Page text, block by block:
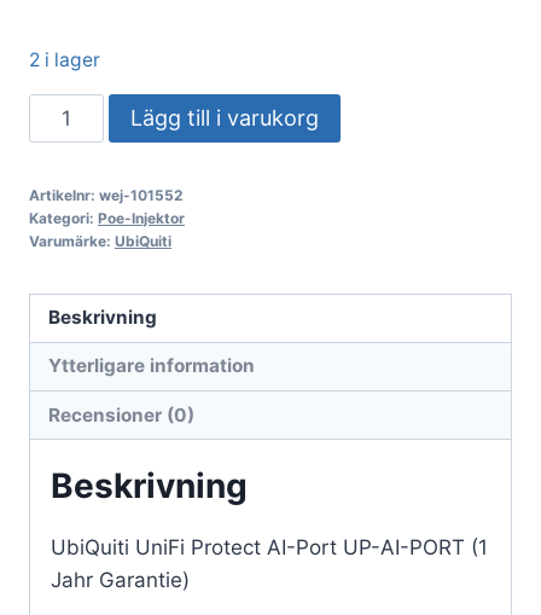
2 i lager
UbiQuiti
UniFi
AI-
Port
AI-
PORT
garanti)
mängd
Lägg till i varukorg
Artikelnr: wej-101552
Kategori: Poe-Injektor
Varumärke: UbiQuiti
Beskrivning
Ytterligare information
Recensioner (0)
Beskrivning
UbiQuiti UniFi Protect AI-Port UP-AI-PORT (1
Jahr Garantie)